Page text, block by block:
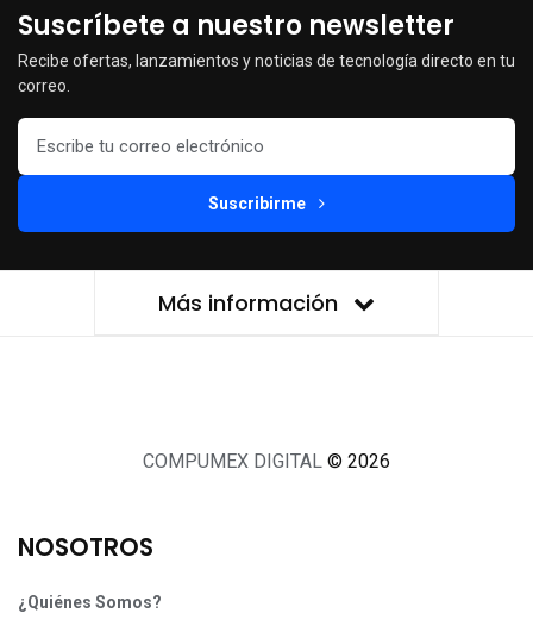
Suscríbete a nuestro newsletter
Recibe ofertas, lanzamientos y noticias de tecnología directo en tu
correo.
Suscribirme
Más información
COMPUMEX DIGITAL © 2026
NOSOTROS
¿Quiénes Somos?